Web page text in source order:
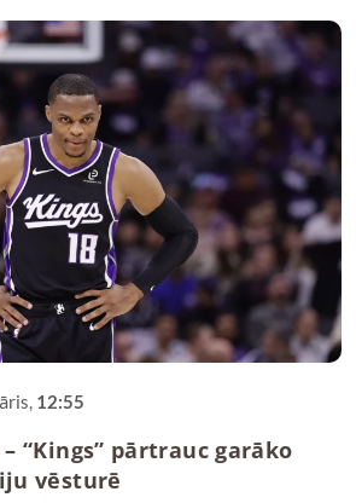
12:55
“Kings” pārtrauc garāko
vēsturē